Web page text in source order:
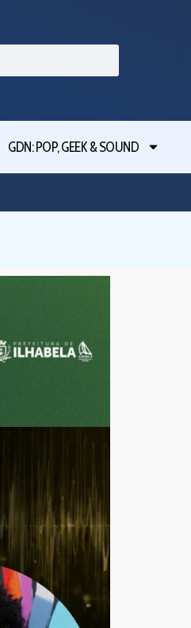
GDN: POP, GEEK & SOUND